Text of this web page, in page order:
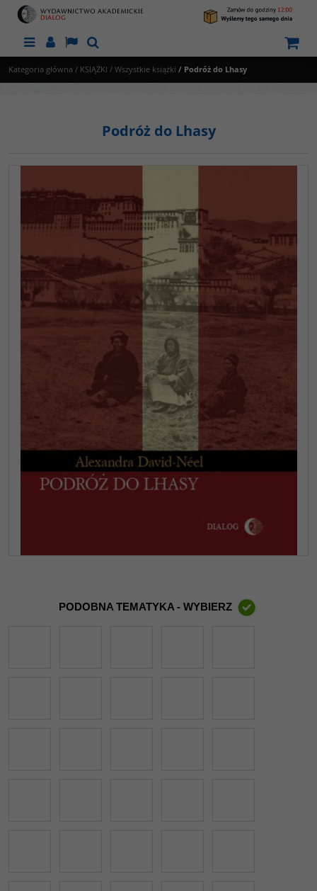
MenuPanelLangSzukaj
Kategoria główna / KSIĄŻKI / Wszystkie książki / Podróż do Lhasy
Podróż do Lhasy
PODOBNA TEMATYKA - WYBIERZ